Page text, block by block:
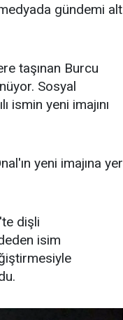
gündemi alt
taşınan Burcu
Sosyal
ismin yeni imajını
yeni imajına yer
dişli
isim